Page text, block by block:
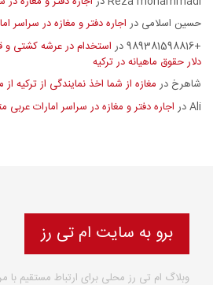
حسین اسلامی در اجاره دفتر و مغازه در سراسر
+989381598816
در
دلار حقوق ماهیانه در ترکیه
شاهرخ در مغازه از شما اخذ نمایندگی از ترکیه از
Aliدر اجاره دفتر و مغازه در سراسر امارات عربی
برو به سایت ام تی رز
وبلاگ ام تی رز محلی برای ارتباط مستقیم با